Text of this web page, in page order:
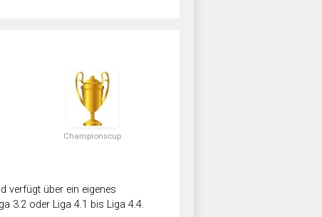
Championscup
verfügt über ein eigenes
3.2 oder Liga 4.1 bis Liga 4.4.